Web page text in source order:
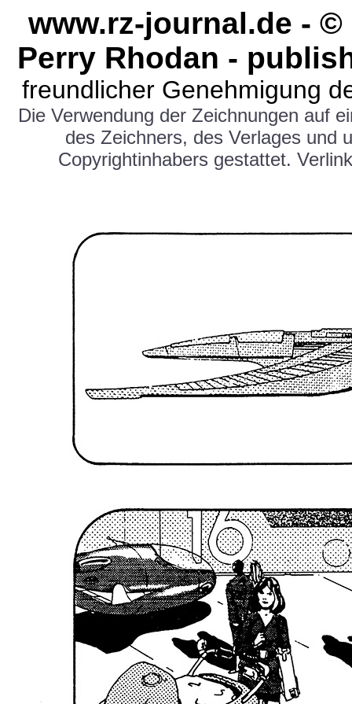
www.rz-journal.de -
Perry Rhodan -
freundlicher Genehmigung
Die Verwendung der Zeichnungen auf
des Zeichners, des Verlages und
Copyrightinhabers gestattet.